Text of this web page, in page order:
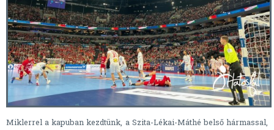
Miklerrel a kapuban kezdtünk, a Szita-Lékai-Máthé belső hármassal,